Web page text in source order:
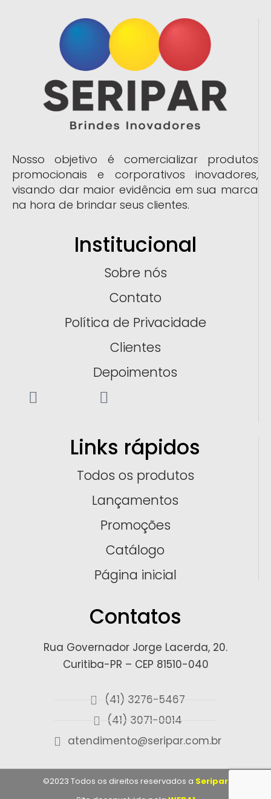
Nosso objetivo é comercializar produtos
promocionais e corporativos inovadores,
visando dar maior evidência em sua marca
na hora de brindar seus clientes.
Institucional
Sobre nós
Contato
Política de Privacidade
Clientes
Depoimentos
Links rápidos
Todos os produtos
Lançamentos
Promoções
Catálogo
Página inicial
Contatos
Rua Governador Jorge Lacerda, 20.
Curitiba-PR – CEP 81510-040
(41) 3276-5467
(41) 3071-0014
atendimento@seripar.com.br
©2023 Todos os direitos reservados a Seripar